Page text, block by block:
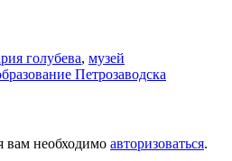
голубева, музей
Петрозаводска
вам необходимо авторизоваться.